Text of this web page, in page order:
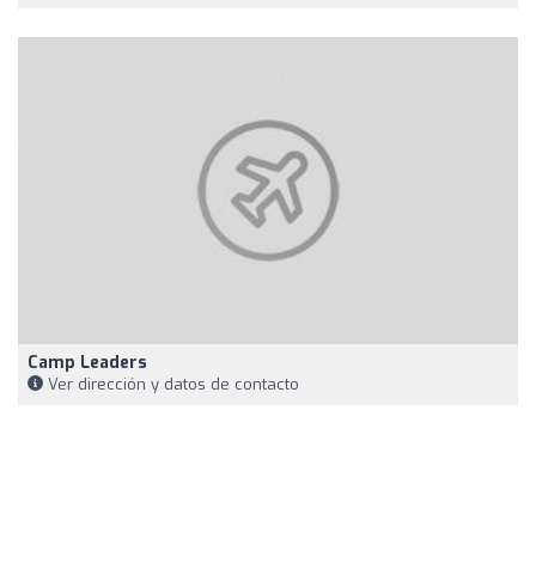
Camp Leaders
Ver dirección y datos de contacto